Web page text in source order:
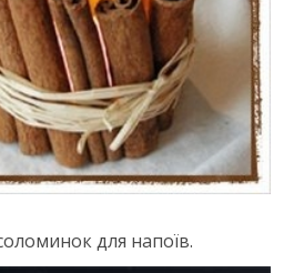
для напоїв.